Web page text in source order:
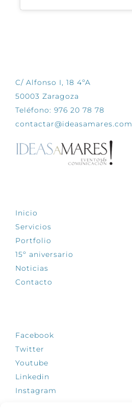
C/ Alfonso I, 18 4ºA
50003 Zaragoza
Teléfono: 976 20 78 78
contactar@ideasamares.com
Inicio
Servicios
Portfolio
15º aniversario
Noticias
Contacto
Facebook
Twitter
Youtube
Linkedin
Instagram